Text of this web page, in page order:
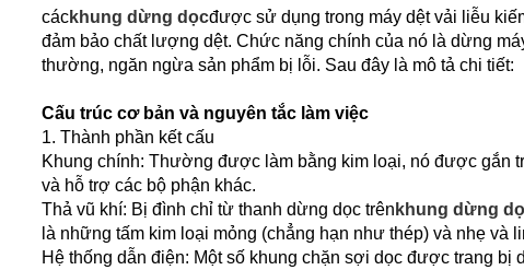
cáckhung dừng dọcđược sử dụng trong máy dệt vải liễu
đảm bảo chất lượng dệt. Chức năng chính của nó là dừng
thường, ngăn ngừa sản phẩm bị lỗi. Sau đây là mô tả chi tiết:
Cấu trúc cơ bản và nguyên tắc làm việc
1. Thành phần kết cấu
Khung chính: Thường được làm bằng kim loại, nó được gắn
và hỗ trợ các bộ phận khác.
Thả vũ khí: Bị đình chỉ từ thanh dừng dọc trên khung dừng
là những tấm kim loại mỏng (chẳng hạn như thép) và nhẹ và
Hệ thống dẫn điện: Một số khung chặn sợi dọc được trang